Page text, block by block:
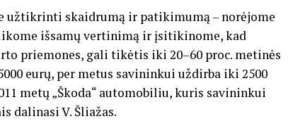
užtikrinti skaidrumą ir patikimumą – norėjome
išsamų vertinimą ir įsitikinome, kad
priemones, gali tikėtis iki 20–60 proc. metinės
eurų, per metus savininkui uždirba iki 2500
metų „Škoda“ automobiliu, kuris savininkui
dalinasi V. Šliažas.